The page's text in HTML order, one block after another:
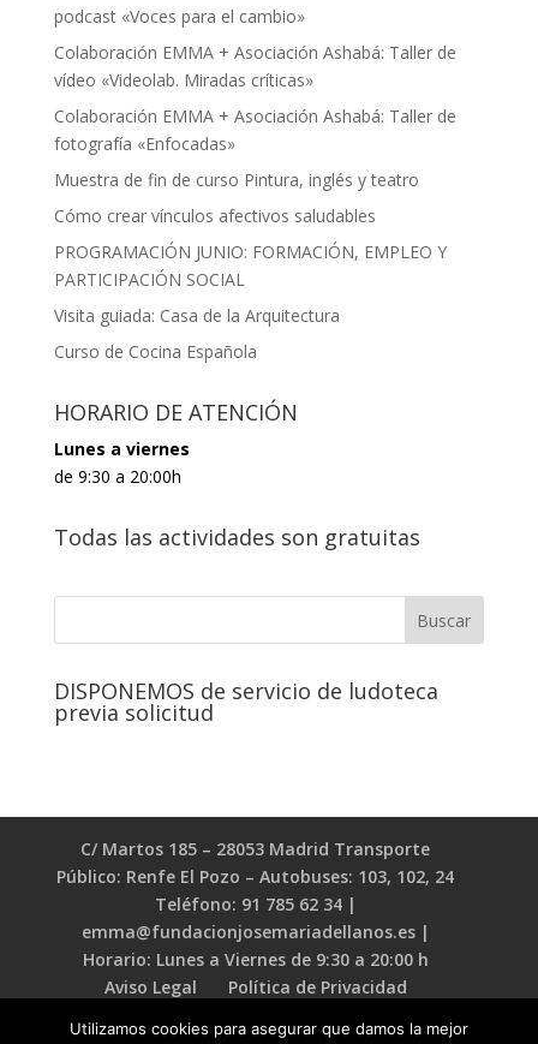
podcast «Voces para el cambio»
Colaboración EMMA + Asociación Ashabá: Taller de
vídeo «Videolab. Miradas críticas»
Colaboración EMMA + Asociación Ashabá: Taller de
fotografía «Enfocadas»
Muestra de fin de curso Pintura, inglés y teatro
Cómo crear vínculos afectivos saludables
PROGRAMACIÓN JUNIO: FORMACIÓN, EMPLEO Y
PARTICIPACIÓN SOCIAL
Visita guiada: Casa de la Arquitectura
Curso de Cocina Española
HORARIO DE ATENCIÓN
Lunes a viernes
de 9:30 a 20:00h
Todas las actividades son gratuitas
DISPONEMOS de servicio de ludoteca
previa solicitud
C/ Martos 185 – 28053 Madrid Transporte
Público: Renfe El Pozo – Autobuses: 103, 102, 24
Teléfono: 91 785 62 34 |
emma@fundacionjosemariadellanos.es |
Horario: Lunes a Viernes de 9:30 a 20:00 h
Aviso Legal
Política de Privacidad
Utilizamos cookies para asegurar que damos la mejor